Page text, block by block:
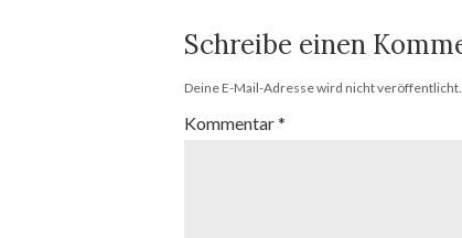
Schreibe einen
Deine E-Mail-Adresse wird nicht veröffentlicht.
Kommentar*